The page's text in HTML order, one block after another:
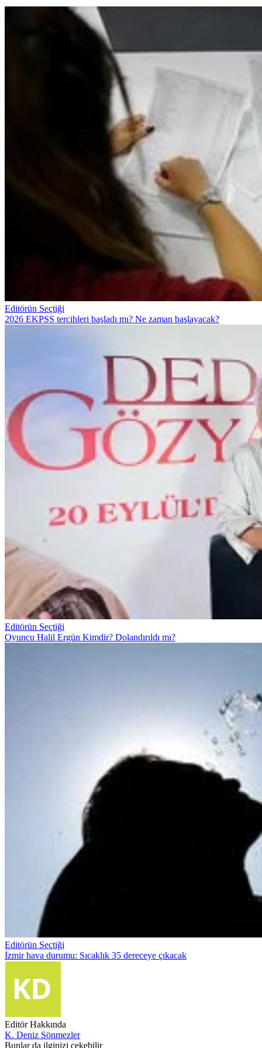
Editörün Seçtiği
2026 EKPSS tercihleri başladı mı? Ne zaman başlayacak?
Editörün Seçtiği
Oyuncu Halil Ergün Kimdir? Dolandırıldı mı?
Editörün Seçtiği
İzmir hava durumu: Sıcaklık 35 dereceye çıkacak
Editör Hakkında
K. Deniz Sönmezler
Bunlar da ilginizi çekebilir